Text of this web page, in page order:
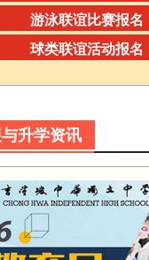
游泳联谊比赛报名
球类联谊活动报名
升学资讯